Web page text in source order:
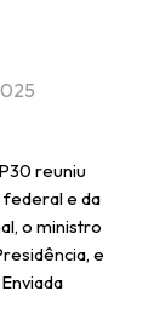
reuniu
e da
o ministro
e